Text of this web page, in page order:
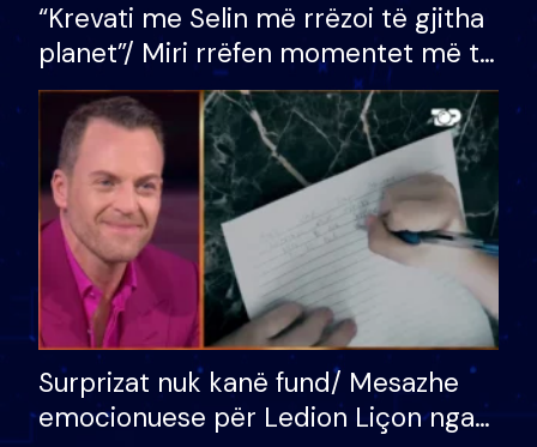
“Krevati me Selin më rrëzoi të gjitha
planet”/ Miri rrëfen momentet më të
bukura në shtëpinë e BB VIP: Do më
mungojë zilja e mëngjesit kur…
Surprizat nuk kanë fund/ Mesazhe
emocionuese për Ledion Liçon nga